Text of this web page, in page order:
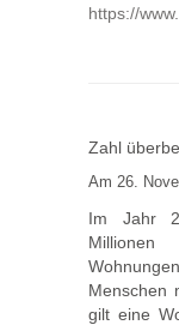
https://
Zahl
Am 26.
Im Jahr
Menschen
gilt eine